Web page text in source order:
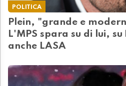
POLITICA
Plein, "grande e
L'MPS spara su di lui,
anche LASA